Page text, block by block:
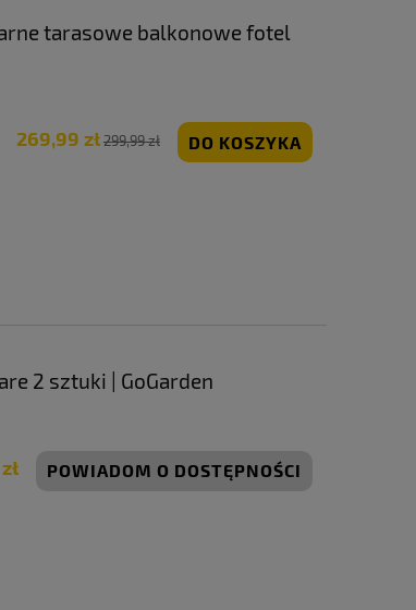
tarasowe balkonowe fotel
269,99 zł299,99 zł DO KOSZYKA
2 sztuki | GoGarden
POWIADOM O DOSTĘPNOŚCI